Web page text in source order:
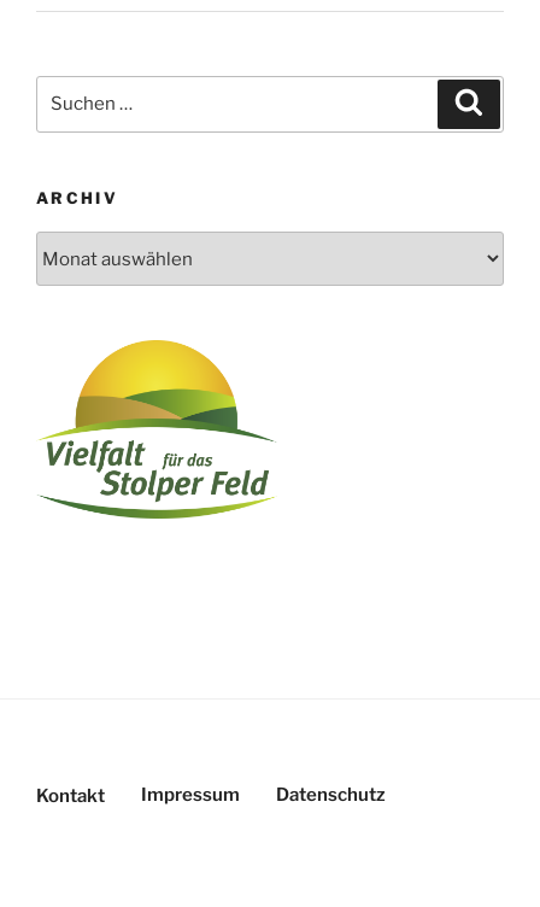
nach:
ARCHIV
Kontakt Impressum Datenschutz